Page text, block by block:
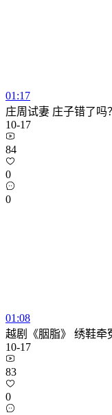
01:17
庄周试妻 庄子错了吗
10-17
84
0
0
01:08
越剧《胭脂》 绣鞋牵
10-17
83
0